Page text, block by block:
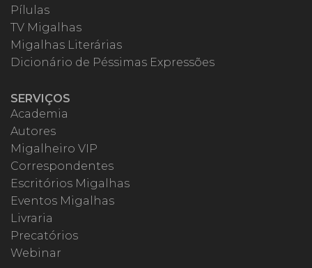
Pílulas
TV Migalhas
Migalhas Literárias
Dicionário de Péssimas Expressões
SERVIÇOS
Academia
Autores
Migalheiro VIP
Correspondentes
Escritórios Migalhas
Eventos Migalhas
Livraria
Precatórios
Webinar